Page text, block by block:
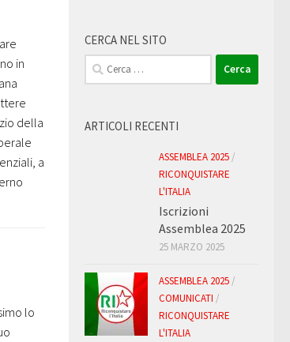
in
della
a
lo
CERCA NEL SITO
Ricerca
per:
ARTICOLI RECENTI
ASSEMBLEA 2025 /
RICONQUISTARE
L'ITALIA
Iscrizioni
Assemblea 2025
25 MARZO 2025
ASSEMBLEA 2025 /
COMUNICATI /
RICONQUISTARE
L'ITALIA